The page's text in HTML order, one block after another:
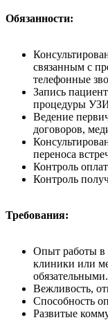
Обязанности:
связанным с
телефонные
Запись
процедуры УЗИ
Ведение
договоров,
переноса
Контроль
Контроль
Требования:
Опыт работы в
клиники или
обязательными.
Вежливость,
Способность
Развитые